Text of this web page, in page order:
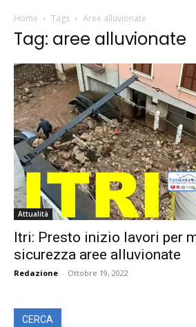
Home Tags Aree alluvionate
Tag: aree alluvionate
Attualità
Itri: Presto inizio lavori per
sicurezza aree alluvionate
Redazione - Ottobre 19, 2022
CERCA